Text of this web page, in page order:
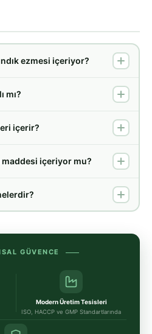
ezmesi içeriyor?
mı?
içerir?
maddesi içeriyor mu?
GÜVENCE
Modern Üretim Tesisleri
ISO, HACCP ve GMP Standartlarında